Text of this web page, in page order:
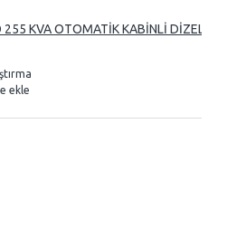
KVA OTOMATİK KABİNLİ DİZEL
ekle